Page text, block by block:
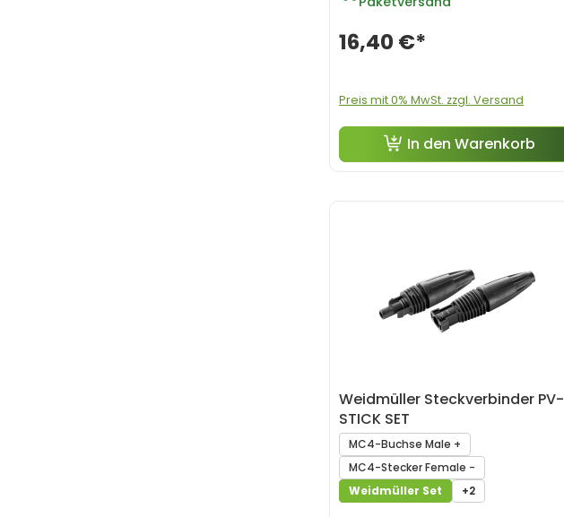
16,40 €*
Preis mit 0% MwSt. zzgl. Versand
In den Warenkorb
Weidmüller Steckverbinder PV-
STICK SET
MC4-Buchse Male +
MC4-Stecker Female -
Weidmüller Set
+2